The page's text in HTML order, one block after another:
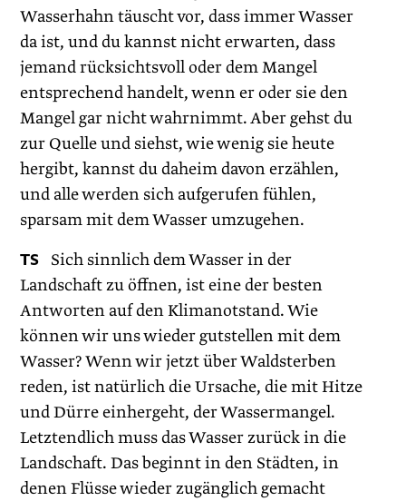
Wasserhahn täuscht vor, dass immer Wasser
da ist, und du kannst nicht erwarten, dass
jemand rücksichtsvoll oder dem Mangel
entsprechend handelt, wenn er oder sie den
Mangel gar nicht wahrnimmt. Aber gehst du
zur Quelle und siehst, wie wenig sie heute
hergibt, kannst du daheim davon erzählen,
und alle werden sich aufgerufen fühlen,
sparsam mit dem Wasser umzugehen.
TS Sich sinnlich dem Wasser in der
Landschaft zu öffnen, ist eine der besten
Antworten auf den Klimanotstand. Wie
können wir uns wieder gutstellen mit dem
Wasser? Wenn wir jetzt über Waldsterben
reden, ist natürlich die Ursache, die mit Hitze
und Dürre einhergeht, der Wassermangel.
Letztendlich muss das Wasser zurück in die
Landschaft. Das beginnt in den Städten, in
denen Flüsse wieder zugänglich gemacht